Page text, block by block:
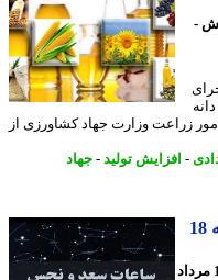
وزارت جهاد کشاورزی از
-افزایش تولید-جهاد
18
18 مرداد